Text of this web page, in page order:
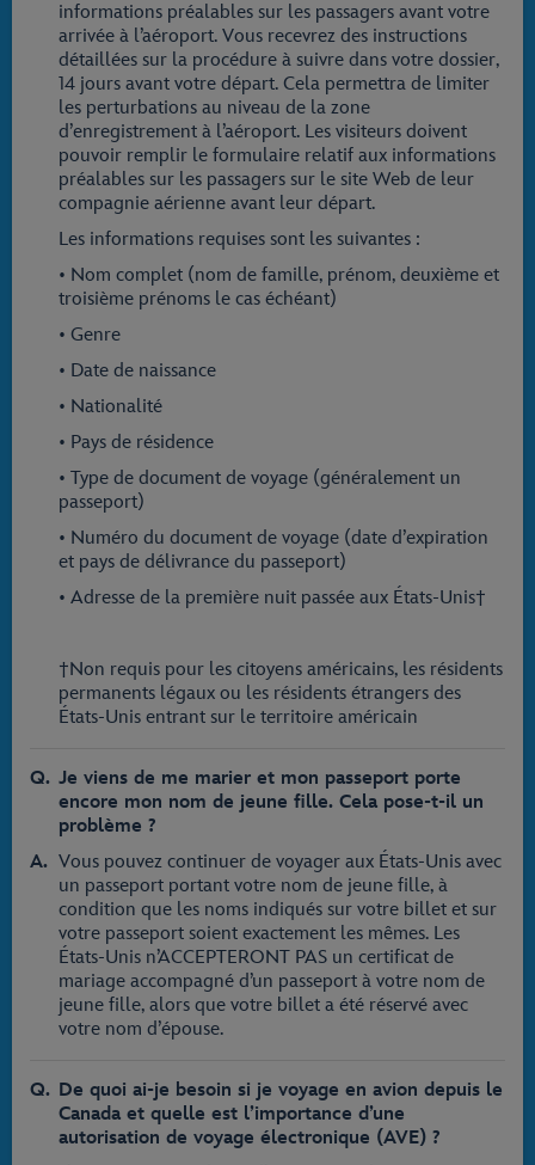
informations préalables sur les passagers avant votre
arrivée à l’aéroport. Vous recevrez des instructions
détaillées sur la procédure à suivre dans votre dossier,
14 jours avant votre départ. Cela permettra de limiter
les perturbations au niveau de la zone
d’enregistrement à l’aéroport. Les visiteurs doivent
pouvoir remplir le formulaire relatif aux informations
préalables sur les passagers sur le site Web de leur
compagnie aérienne avant leur départ.
Les informations requises sont les suivantes :
• Nom complet (nom de famille, prénom, deuxième et
troisième prénoms le cas échéant)
• Genre
• Date de naissance
• Nationalité
• Pays de résidence
• Type de document de voyage (généralement un
passeport)
• Numéro du document de voyage (date d’expiration
et pays de délivrance du passeport)
• Adresse de la première nuit passée aux États-Unis†
†Non requis pour les citoyens américains, les résidents
permanents légaux ou les résidents étrangers des
États-Unis entrant sur le territoire américain
Je viens de me marier et mon passeport porte
encore mon nom de jeune fille. Cela pose-t-il un
problème ?
Vous pouvez continuer de voyager aux États-Unis avec
un passeport portant votre nom de jeune fille, à
condition que les noms indiqués sur votre billet et sur
votre passeport soient exactement les mêmes. Les
États-Unis n’ACCEPTERONT PAS un certificat de
mariage accompagné d’un passeport à votre nom de
jeune fille, alors que votre billet a été réservé avec
votre nom d’épouse.
De quoi ai-je besoin si je voyage en avion depuis le
Canada et quelle est l’importance d’une
autorisation de voyage électronique (AVE) ?